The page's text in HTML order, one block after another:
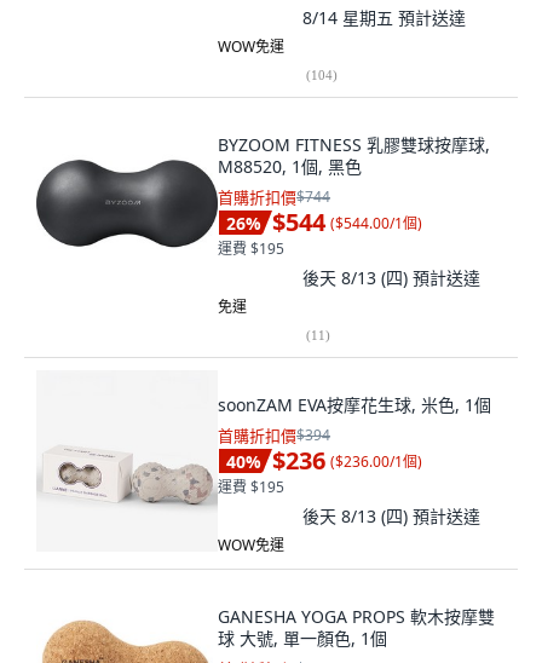
8/14 星期五 預計送達
WOW免運
(104)
BYZOOM FITNESS 乳膠雙球按摩球,
M88520, 1個, 黑色
首購折扣價$744
26% $544 ($544.00/1個)
運費 $195
後天 8/13 (四) 預計送達
免運
(11)
soonZAM EVA按摩花生球, 米色, 1個
首購折扣價$394
40% $236 ($236.00/1個)
運費 $195
後天 8/13 (四) 預計送達
WOW免運
GANESHA YOGA PROPS 軟木按摩雙
球 大號, 單一顏色, 1個